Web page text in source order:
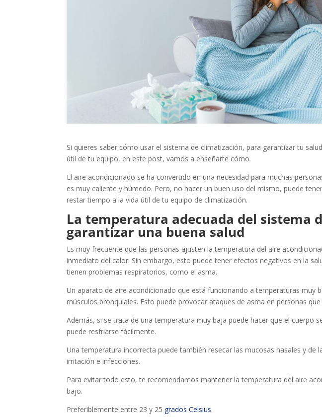
Si quieres saber cómo usar el sistema de climatización, para garantizar tu
útil de tu equipo, en este post, vamos a enseñarte cómo.
El aire acondicionado se ha convertido en una necesidad para muchas
es muy caliente y húmedo. Pero, no hacer un buen uso del mismo, puede
restar tiempo a la vida útil de tu equipo de climatización.
La temperatura adecuada del sistema
garantizar una buena salud
Es muy frecuente que las personas ajusten la temperatura del aire
inmediato del calor. Sin embargo, esto puede tener efectos negativos en la
tienen problemas respiratorios, como el asma.
Un aparato de aire acondicionado que está funcionando a temperaturas muy
músculos bronquiales. Esto puede provocar ataques de asma en personas
Además, si se trata de una temperatura muy baja puede hacer que el cuerpo
puede resfriarse fácilmente.
Una temperatura incorrecta puede también resecar las mucosas nasales y de
irritación e infecciones.
Para evitar todo esto, te recomendamos mantener la temperatura del aire
bajo.
Preferiblemente entre 23 y 25 grados Celsius.